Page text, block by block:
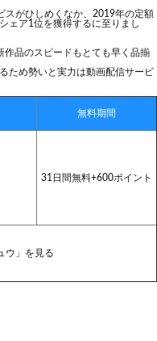
スがひしめくなか、2019年の定額
ェア1位を獲得するに至りまし
品のスピードもとても早く品揃
ため勢いと実力は動画配信サービ
無料期間
31日間無料+600ポイント
ウ」を見る